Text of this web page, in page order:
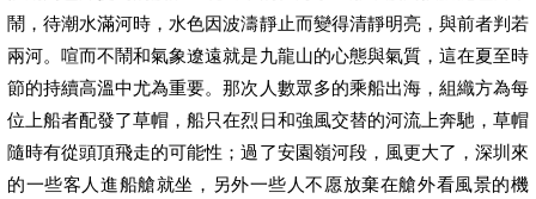
鬧，待潮水滿河時，水色因波濤靜止而變得清靜明亮，與前者判若
兩河。喧而不鬧和氣象遼遠就是九龍山的心態與氣質，這在夏至時
節的持續高溫中尤為重要。那次人數眾多的乘船出海，組織方為每
位上船者配發了草帽，船只在烈日和強風交替的河流上奔馳，草帽
隨時有從頭頂飛走的可能性；過了安園嶺河段，風更大了，深圳來
的一些客人進船艙就坐，另外一些人不愿放棄在艙外看風景的機